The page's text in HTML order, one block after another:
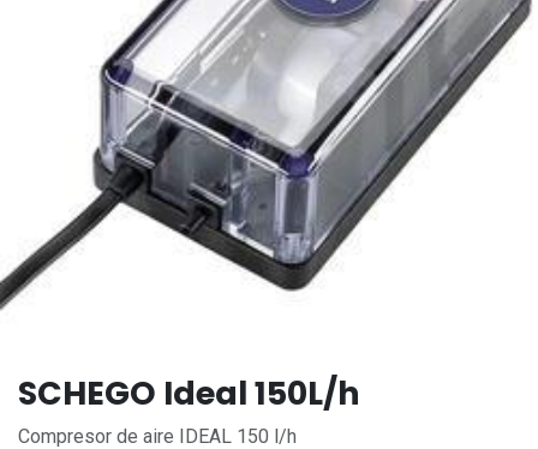
SCHEGO Ideal 150L/h
Compresor de aire IDEAL 150 l/h